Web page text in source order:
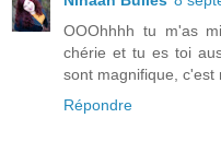
OOOhhhh tu m'as
chérie et tu es toi
sont magnifique, c'est
Répondre